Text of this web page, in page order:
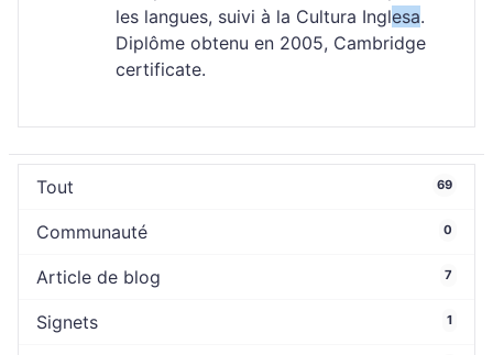
les langues, suivi à la Cultura Inglesa.
Diplôme obtenu en 2005, Cambridge
certificate.
Tout 69
Communauté 0
Article de blog 7
Signets 1